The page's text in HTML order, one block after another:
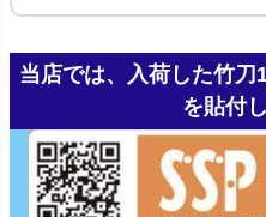
当店では、入荷した竹刀
を貼付